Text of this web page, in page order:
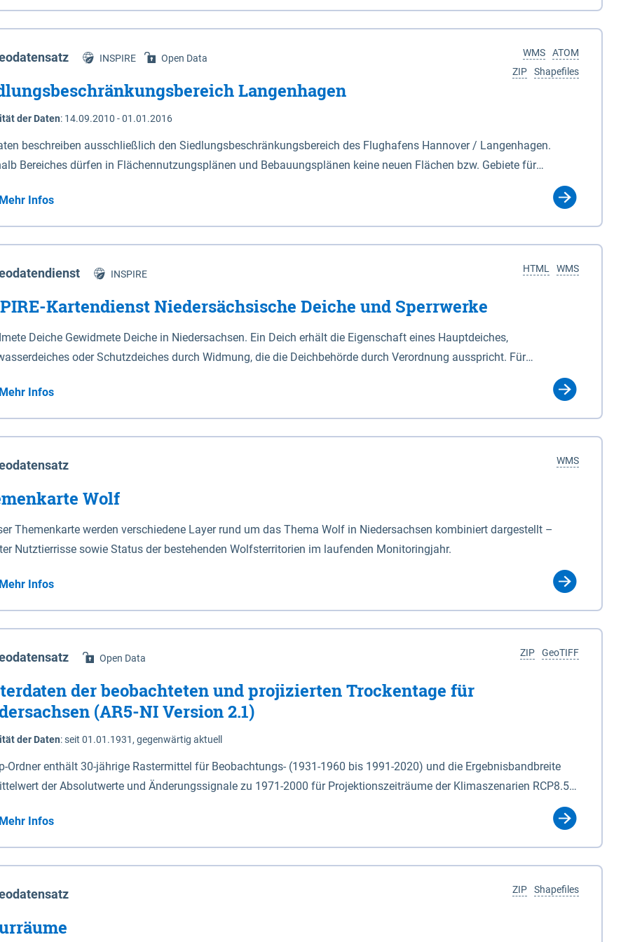
Niedersachsen (vgl. Abb. 4-1) entlang der Elbe zwischen Schnackenburg im Osten und Hohnstorf (Elbe) im Westen
472,5 bei Schnackenburg bis 569 bei Lauenburg). Das Biosphärenreservat umfasst Teile der Landkreise
Dannenberg und Lüneburg.
ATOM
WMS
Shapefiles
ZIP
INSPIRE Open Data
Langenhagen
der Daten: 14.09.2010 - 01.01.2016
beschreiben ausschließlich den Siedlungsbeschränkungsbereich des Flughafens Hannover / Langenhagen.
Bereiches dürfen in Flächennutzungsplänen und Bebauungsplänen keine neuen Flächen bzw. Gebiete für
Mehr Infos
WMS
HTML
INSPIRE
Kartendienst Niedersächsische Deiche und Sperrwerke
Deiche Gewidmete Deiche in Niedersachsen. Ein Deich erhält die Eigenschaft eines Hauptdeiches,
oder Schutzdeiches durch Widmung, die die Deichbehörde durch Verordnung ausspricht. Für
Deiche gelten die Bestimmungen des Niedersächsischen Deichgesetzes (NDG). Die Widmung "2.Deichlinie" ist
Sperrwerke Sperrwerke sind Bauwerke mit Sperrvorrichtungen in Tidegewässern, die dem
eines Gebietes vor erhöhten Tiden, vor allem vor Sturmfluten, zu dienen bestimmt sind (§2 Abs.3 NDG). Ein Bauwerk
Art erhält die Eigenschaft eines Sperrwerkes durch Widmung, die die Deichbehörde durch Verordnung
Mehr Infos
WMS
Wolf
Themenkarte werden verschiedene Layer rund um das Thema Wolf in Niedersachsen kombiniert dargestellt –
Nutztierrisse sowie Status der bestehenden Wolfsterritorien im laufenden Monitoringjahr.
Mehr Infos
GeoTIFF
ZIP
Open Data
der beobachteten und projizierten Trockentage für
(AR5-NI Version 2.1)
der Daten:seit 01.01.1931, gegenwärtig aktuell
Ordner enthält 30-jährige Rastermittel für Beobachtungs- (1931-1960 bis 1991-2020) und die Ergebnisbandbreite
der Absolutwerte und Änderungssignale zu 1971-2000 für Projektionszeiträume der Klimaszenarien RCP8.5
(Jun. - Aug.) - au: Herbst (Sep. - Nov.) - wi: Winter (Dez. - Feb.) - hyr:
Jahr (Nov. - Okt.) - hsu: Hydrologisches Sommerhalbjahr (Mai - Okt.) - hwi: Hydrologisches Winterhalbjahr
- vd: Vegetationsruhe (Okt. - Mär.) Neben den Rasterdaten ist eine
zu den Dateinamen und für eine Darstellung im GIS eine Klassifizierung der Rasterdaten mit Klassenname und
code gegeben.
Mehr Infos
Shapefiles
ZIP